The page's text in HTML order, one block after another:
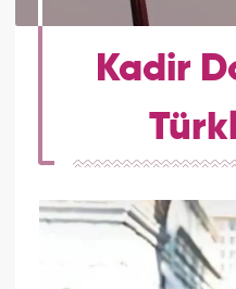
Kadir